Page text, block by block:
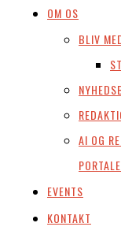
OM OS
BLIV
AI OG
EVENTS
KONTAKT